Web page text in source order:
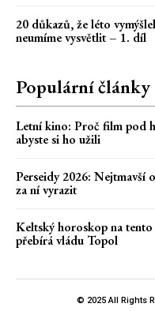
20 důkazů, že léto
neumíme vysvětlit – 1. díl
Populární články
Letní kino: Proč film pod
abyste si ho užili
Perseidy 2026: Nejtmavší
za ní vyrazit
Keltský horoskop na
přebírá vládu Topol
© 2025 All Rights